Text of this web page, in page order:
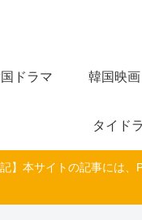
ドラマ 韓国映画
タイド
記】本サイトの記事には